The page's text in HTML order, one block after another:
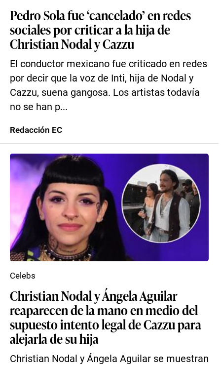
Pedro Sola fue ‘cancelado’ en redes
sociales por criticar a la hija de
Christian Nodal y Cazzu
El conductor mexicano fue criticado en redes
por decir que la voz de Inti, hija de Nodal y
Cazzu, suena gangosa. Los artistas todavía
no se han p...
Redacción EC
Christian Nodal y Ángela Aguilar
reaparecen de la mano en medio del
supuesto intento legal de Cazzu para
alejarla de su hija
Christian Nodal y Ángela Aguilar se muestran
Celebs